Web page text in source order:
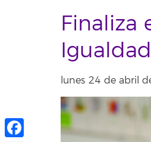
Finaliza
lunes 24 de abril